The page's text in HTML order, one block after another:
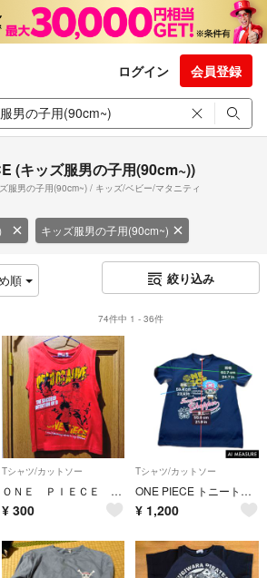
ログイン 会員登録
(キッズ服男の子用(90cm~))
服男の子用(90cm~) / キッズ/ベビー/マタニティ
キッズ服男の子用(90cm~)
順 絞り込み
74件中 1 - 36件
Tシャツ/カットソー
ＯＮＥ ＰＩＥＣＥ ワンピース タンクトップ サイズ130 (214))同梱無料
¥ 300
Tシャツ/カットソー
ONE PIECE トニートニー・チョッパー 半袖Tシャツ ネイビー
¥ 1,200